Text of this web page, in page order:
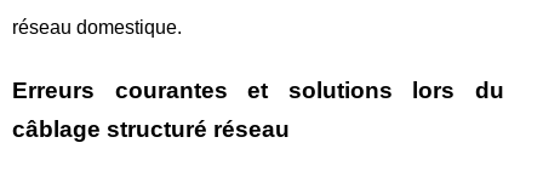
réseau domestique.
Erreurs courantes et solutions lors du
câblage structuré réseau